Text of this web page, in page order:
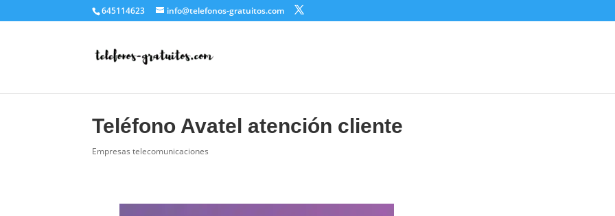
645114623 info@telefonos-gratuitos.com
Teléfono Avatel atención cliente
Empresas telecomunicaciones